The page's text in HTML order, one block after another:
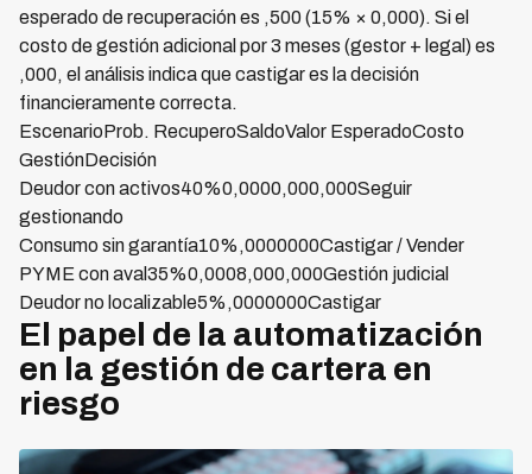
esperado de recuperación es ,500 (15% × 0,000). Si el
costo de gestión adicional por 3 meses (gestor + legal) es
,000, el análisis indica que castigar es la decisión
financieramente correcta.
EscenarioProb. RecuperoSaldoValor EsperadoCosto
GestiónDecisión
Deudor con activos40%0,0000,000,000Seguir
gestionando
Consumo sin garantía10%,0000000Castigar / Vender
PYME con aval35%0,0008,000,000Gestión judicial
Deudor no localizable5%,0000000Castigar
El papel de la automatización
en la gestión de cartera en
riesgo